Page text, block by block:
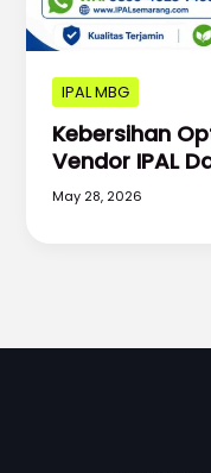
IPAL MBG
Kebersihan
Vendor IPAL
May 28, 2026